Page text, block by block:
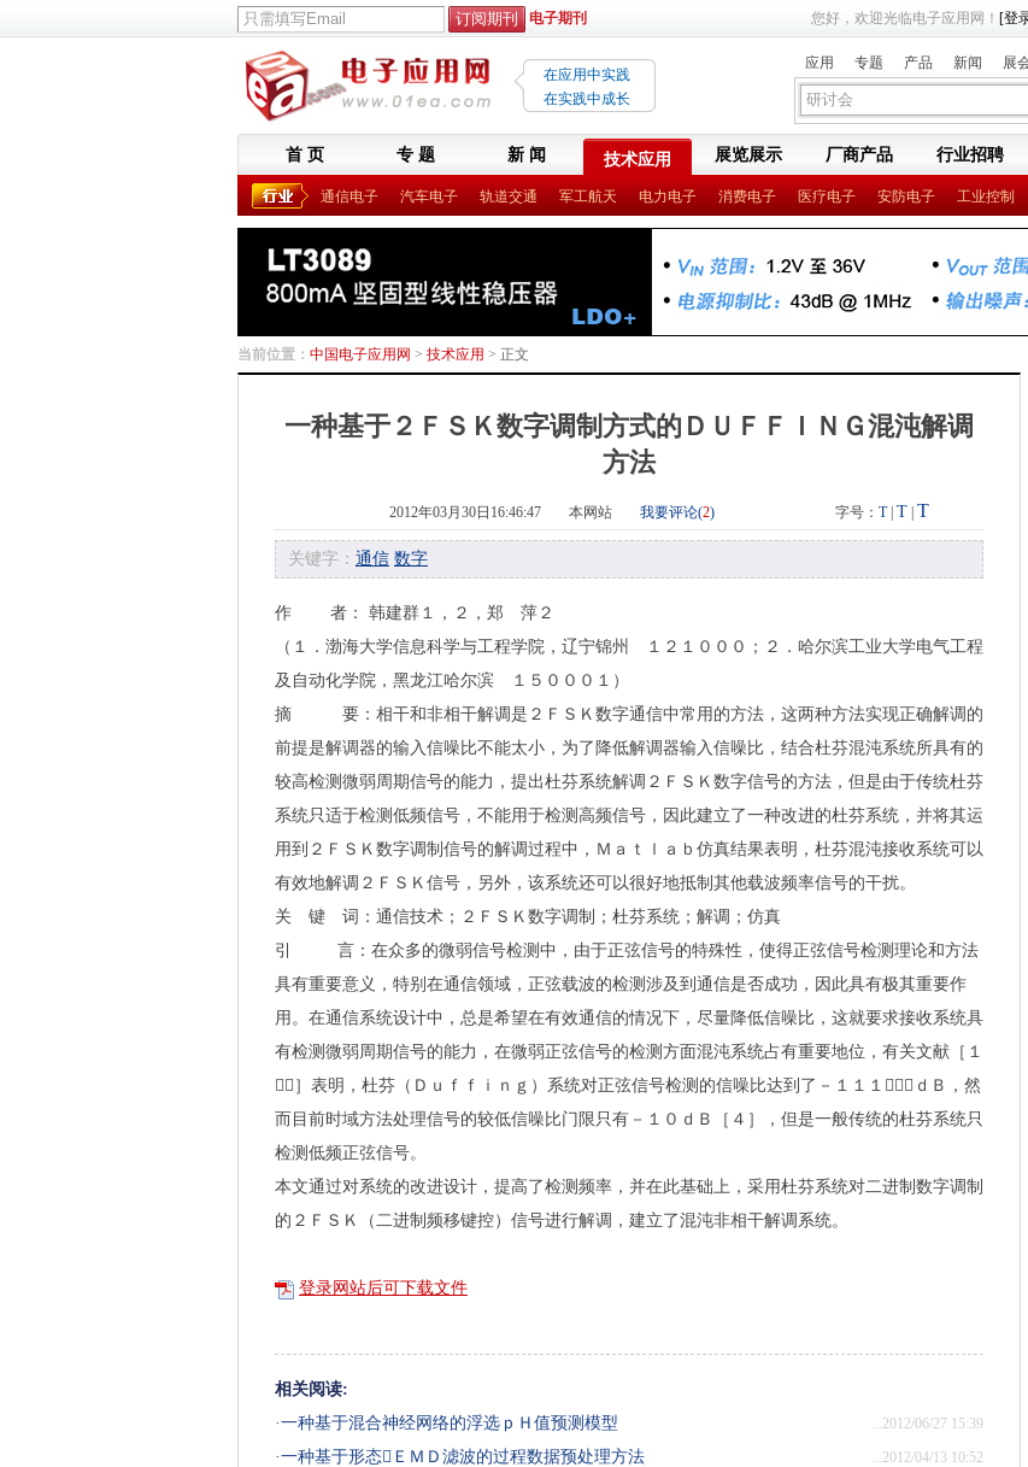
电子期刊 您好，欢迎光临电子应用网！ [登
在应用中实践
在实践中成长
应用 专题 产品 新闻 展
首 页 专 题 新 闻 技术应用 展览展示 厂商产品 行业招聘
通信电子 汽车电子 轨道交通 军工航天 电力电子 消费电子 医疗电子 安防电子 工业控制
当前位置： 中国电子应用网 > 技术应用 > 正文
一种基于２ＦＳＫ数字调制方式的ＤＵＦＦＩＮＧ混沌解调
方法
2012年03月30日16:46:47 本网站 我要评论(2) 字号： T| T T
关键字： 通信 数字
作 者： 韩建群１，２，郑 萍２
（１．渤海大学信息科学与工程学院，辽宁锦州 １２１０００；２．哈尔滨工业大学电气工程
及自动化学院，黑龙江哈尔滨 １５０００１）
摘 要：相干和非相干解调是２ＦＳＫ数字通信中常用的方法，这两种方法实现正确解调的
前提是解调器的输入信噪比不能太小，为了降低解调器输入信噪比，结合杜芬混沌系统所具有的
较高检测微弱周期信号的能力，提出杜芬系统解调２ＦＳＫ数字信号的方法，但是由于传统杜芬
系统只适于检测低频信号，不能用于检测高频信号，因此建立了一种改进的杜芬系统，并将其运
用到２ＦＳＫ数字调制信号的解调过程中，Ｍａｔｌａｂ仿真结果表明，杜芬混沌接收系统可以
有效地解调２ＦＳＫ信号，另外，该系统还可以很好地抵制其他载波频率信号的干扰。
关 键 词：通信技术；２ＦＳＫ数字调制；杜芬系统；解调；仿真
引 言：在众多的微弱信号检测中，由于正弦信号的特殊性，使得正弦信号检测理论和方法
具有重要意义，特别在通信领域，正弦载波的检测涉及到通信是否成功，因此具有极其重要作
用。在通信系统设计中，总是希望在有效通信的情况下，尽量降低信噪比，这就要求接收系统具
有检测微弱周期信号的能力，在微弱正弦信号的检测方面混沌系统占有重要地位，有关文献［１
３］表明，杜芬（Ｄｕｆｆｉｎｇ）系统对正弦信号检测的信噪比达到了－１１１４６ｄＢ，然
而目前时域方法处理信号的较低信噪比门限只有－１０ｄＢ［４］，但是一般传统的杜芬系统只
检测低频正弦信号。
本文通过对系统的改进设计，提高了检测频率，并在此基础上，采用杜芬系统对二进制数字调制
的２ＦＳＫ（二进制频移键控）信号进行解调，建立了混沌非相干解调系统。
登录网站后可下载文件
相关阅读:
...2012/06/27 15:39
·一种基于混合神经网络的浮选ｐＨ值预测模型
...2012/04/13 10:52
·一种基于形态ＥＭＤ滤波的过程数据预处理方法